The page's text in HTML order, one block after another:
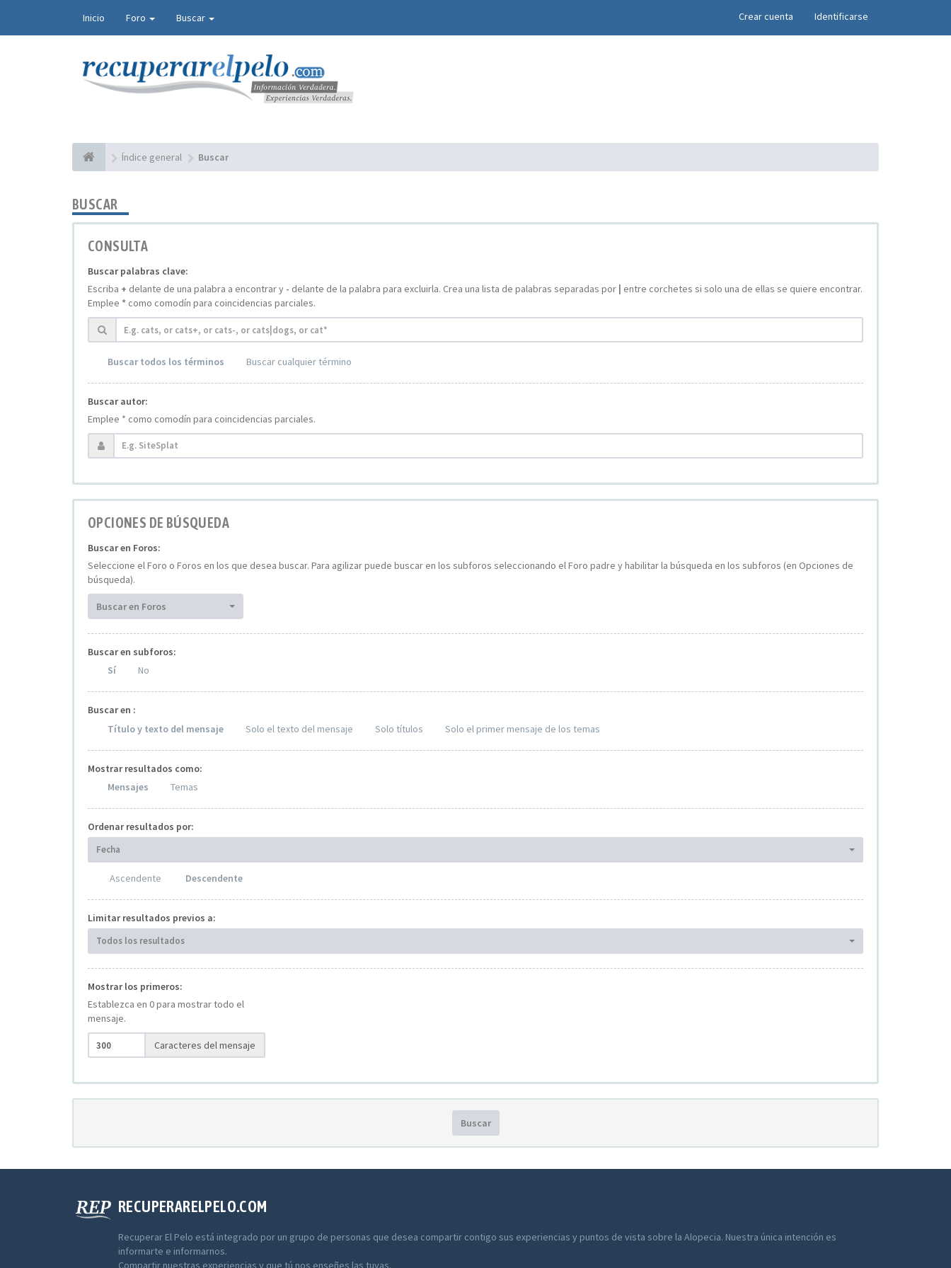
Inicio Foro Buscar Crear cuenta Identificarse ×
Índice general Buscar
BUSCAR
CONSULTA
Buscar palabras clave:
Escriba + delante de una palabra a encontrar y - delante de la palabra para excluirla. Crea una lista de palabras separadas por | entre corchetes si solo una de ellas se quiere encontrar.
Emplee * como comodín para coincidencias parciales.
Buscar todos los términos Buscar cualquier término
Buscar autor:
Emplee * como comodín para coincidencias parciales.
OPCIONES DE BÚSQUEDA
Buscar en Foros:
Seleccione el Foro o Foros en los que desea buscar. Para agilizar puede buscar en los subforos seleccionando el Foro padre y habilitar la búsqueda en los subforos (en Opciones de
búsqueda).
Buscar en Foros
Buscar en subforos:
Sí
No
Buscar en :
Título y texto del mensaje
Solo el texto del mensaje Solo títulos Solo el primer mensaje de los temas
Mostrar resultados como:
Mensajes
Temas
Ordenar resultados por:
Fecha
Ascendente Descendente
Limitar resultados previos a:
Todos los resultados
Mostrar los primeros:
Establezca en 0 para mostrar todo el
mensaje.
Caracteres del mensaje
Buscar
RECUPERARELPELO.COM
Recuperar El Pelo está integrado por un grupo de personas que desea compartir contigo sus experiencias y puntos de vista sobre la Alopecia. Nuestra única intención es
informarte e informarnos.
Compartir nuestras experiencias y que tú nos enseñes las tuyas.